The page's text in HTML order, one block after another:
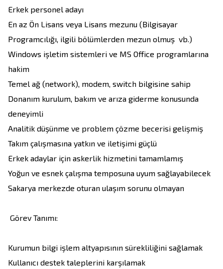
Erkek personel adayı
En az Ön Lisans veya Lisans mezunu (Bilgisayar
Programcılığı, ilgili bölümlerden mezun olmuş  vb.)
Windows işletim sistemleri ve MS Office programlarına
hakim
Temel ağ (network), modem, switch bilgisine sahip
Donanım kurulum, bakım ve arıza giderme konusunda
deneyimli
Analitik düşünme ve problem çözme becerisi gelişmiş
Takım çalışmasına yatkın ve iletişimi güçlü
Erkek adaylar için askerlik hizmetini tamamlamış
Yoğun ve esnek çalışma temposuna uyum sağlayabilecek
Sakarya merkezde oturan ulaşım sorunu olmayan
Kurumun bilgi işlem altyapısının sürekliliğini sağlamak
Kullanıcı destek taleplerini karşılamak